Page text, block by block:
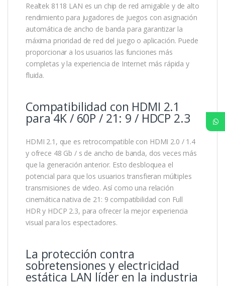
Realtek 8118 LAN es un chip de red amigable y de alto
rendimiento para jugadores de juegos con asignación
automática de ancho de banda para garantizar la
máxima prioridad de red del juego o aplicación. Puede
proporcionar a los usuarios las funciones más
completas y la experiencia de Internet más rápida y
fluida.
Compatibilidad con HDMI 2.1
para 4K / 60P / 21: 9 / HDCP 2.3
HDMI 2.1, que es retrocompatible con HDMI 2.0 / 1.4
y ofrece 48 Gb / s de ancho de banda, dos veces más
que la generación anterior. Esto desbloquea el
potencial para que los usuarios transfieran múltiples
transmisiones de video. Así como una relación
cinemática nativa de 21: 9 compatibilidad con Full
HDR y HDCP 2.3, para ofrecer la mejor experiencia
visual para los espectadores.
La protección contra
sobretensiones y electricidad
estática LAN líder en la industria